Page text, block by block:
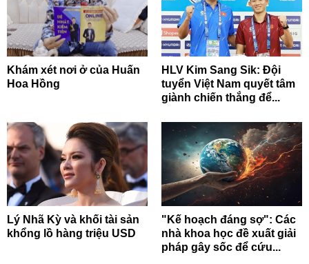
Khám xét nơi ở của Huấn
Hoa Hồng
HLV Kim Sang Sik: Đội
tuyển Việt Nam quyết tâm
giành chiến thắng để...
Lý Nhã Kỳ và khối tài sản
khổng lồ hàng triệu USD
"Kế hoạch đáng sợ": Các
nhà khoa học đề xuất giải
pháp gây sốc để cứu...